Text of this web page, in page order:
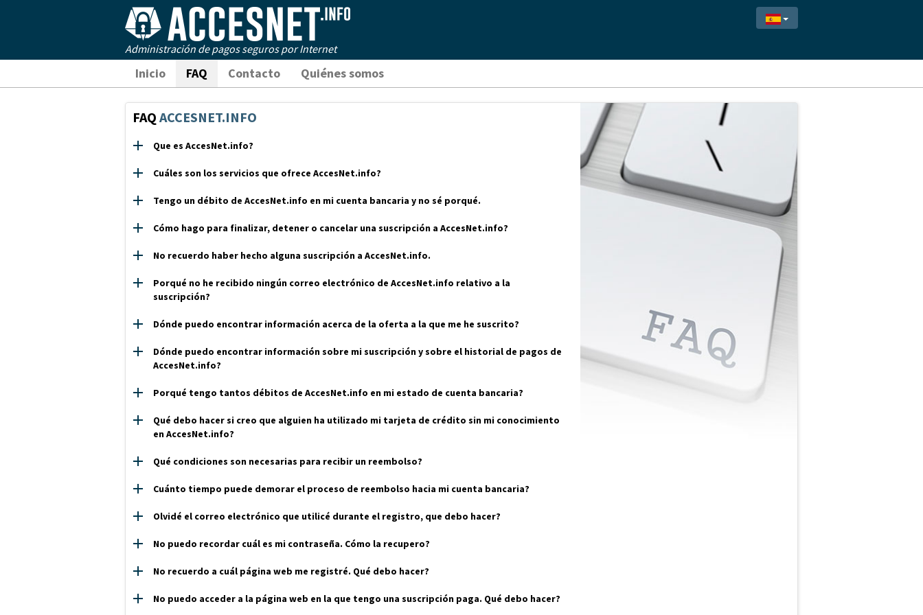
Administración de pagos seguros por Internet
Inicio FAQ Contacto Quiénes somos
FAQ ACCESNET.INFO
Que es AccesNet.info?
Cuáles son los servicios que ofrece AccesNet.info?
Tengo un débito de AccesNet.info en mi cuenta bancaria y no sé porqué.
Cómo hago para finalizar, detener o cancelar una suscripción a AccesNet.info?
No recuerdo haber hecho alguna suscripción a AccesNet.info.
Porqué no he recibido ningún correo electrónico de AccesNet.info relativo a la
suscripción?
Dónde puedo encontrar información acerca de la oferta a la que me he suscrito?
Dónde puedo encontrar información sobre mi suscripción y sobre el historial de pagos de
AccesNet.info?
Porqué tengo tantos débitos de AccesNet.info en mi estado de cuenta bancaria?
Qué debo hacer si creo que alguien ha utilizado mi tarjeta de crédito sin mi conocimiento
en AccesNet.info?
Qué condiciones son necesarias para recibir un reembolso?
Cuánto tiempo puede demorar el proceso de reembolso hacia mi cuenta bancaria?
Olvidé el correo electrónico que utilicé durante el registro, que debo hacer?
No puedo recordar cuál es mi contraseña. Cómo la recupero?
No recuerdo a cuál página web me registré. Qué debo hacer?
No puedo acceder a la página web en la que tengo una suscripción paga. Qué debo hacer?